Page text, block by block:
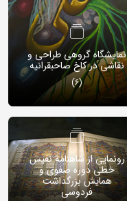
نمایشگاه گروهی طراحی و
نقاشی در کاخ صاحبقرانیه
(6)
رونمایی از شاهنامه نفیس
خطی دوره صفوی و
همایش بزرگداشت
فردوسی